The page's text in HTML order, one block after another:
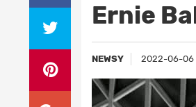
Ernie
NEWSY 2022-06-06